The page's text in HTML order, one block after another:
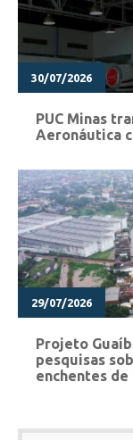
30/07/2026
PUC Minas
Aeronáutica
29/07/2026
Projeto
pesquisas
enchentes de